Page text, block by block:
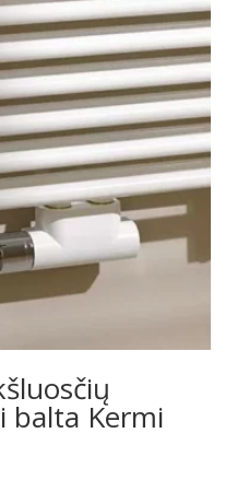
balta Kermi